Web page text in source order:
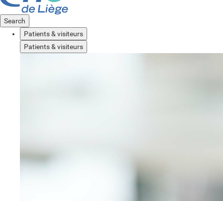
Search
Patients & visiteurs
Patients & visiteurs